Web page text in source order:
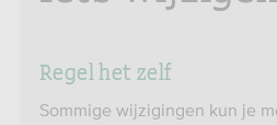
Regel het zelf
Sommige wijzigingen kun je